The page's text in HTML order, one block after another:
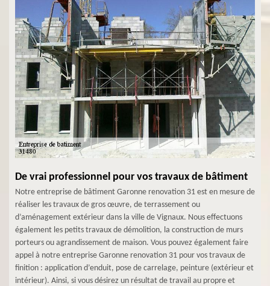
De vrai professionnel pour vos travaux de bâtiment
Notre entreprise de bâtiment Garonne renovation 31 est en mesure de
réaliser les travaux de gros œuvre, de terrassement ou
d’aménagement extérieur dans la ville de Vignaux. Nous effectuons
également les petits travaux de démolition, la construction de murs
porteurs ou agrandissement de maison. Vous pouvez également faire
appel à notre entreprise Garonne renovation 31 pour vos travaux de
finition : application d’enduit, pose de carrelage, peinture (extérieur et
intérieur). Ainsi, si vous désirez un résultat de travail au propre et